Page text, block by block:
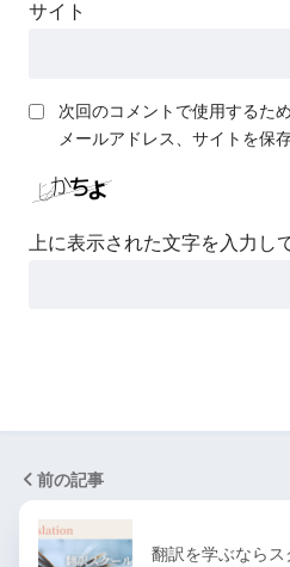
サイト
次回のコメントで使用するた
メールアドレス、サイトを保存
上に表示された文字を入力し
前の記事
翻訳を学ぶなら